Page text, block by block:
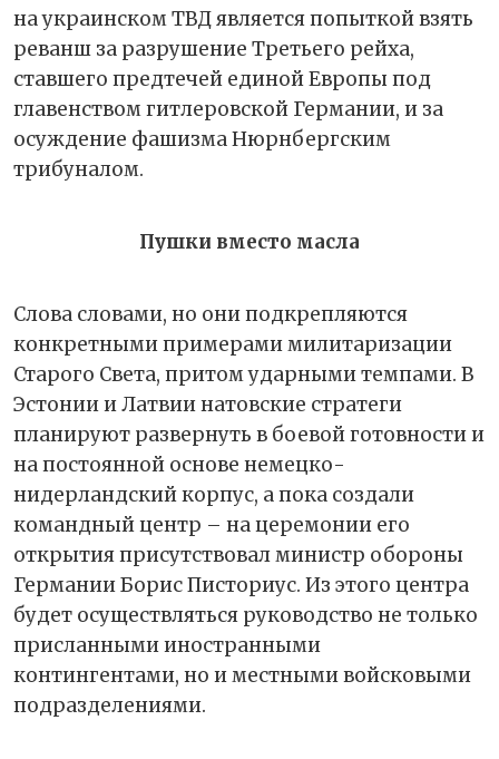
на украинском ТВД является попыткой взять
реванш за разрушение Третьего рейха,
ставшего предтечей единой Европы под
главенством гитлеровской Германии, и за
осуждение фашизма Нюрнбергским
трибуналом.
Пушки вместо масла
Слова словами, но они подкрепляются
конкретными примерами милитаризации
Старого Света, притом ударными темпами. В
Эстонии и Латвии натовские стратеги
планируют развернуть в боевой готовности и
на постоянной основе немецко-
нидерландский корпус, а пока создали
командный центр – на церемонии его
открытия присутствовал министр обороны
Германии Борис Писториус. Из этого центра
будет осуществляться руководство не только
присланными иностранными
контингентами, но и местными войсковыми
подразделениями.